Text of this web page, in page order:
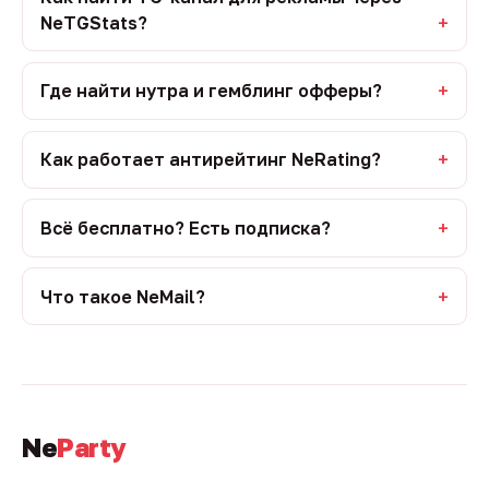
NeTGStats?
Где найти нутра и гемблинг офферы?
Как работает антирейтинг NeRating?
Всё бесплатно? Есть подписка?
Что такое NeMail?
NeParty